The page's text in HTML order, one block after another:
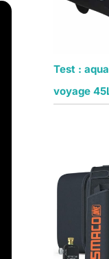
Test :
voyage